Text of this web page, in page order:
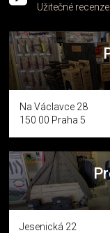
Užitečné
Na Václavce 28
150 00 Praha 5
Jesenická 22